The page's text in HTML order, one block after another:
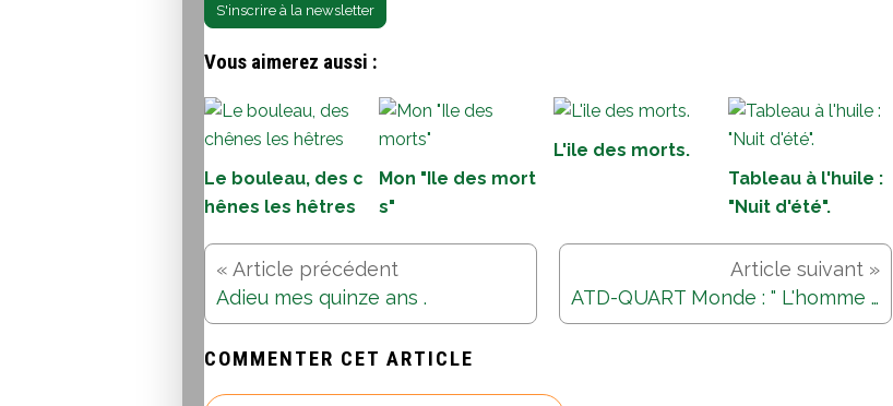
S'inscrire à la newsletter
Vous aimerez aussi :
Le bouleau, des c
hênes les hêtres
Mon "Ile des mort
s"
L'ile des morts.
Tableau à l'huile :
"Nuit d'été".
Adieu mes quinze ans . ATD-QUART Monde : " L'homme est devenu un moyen pour le profit "
COMMENTER CET ARTICLE